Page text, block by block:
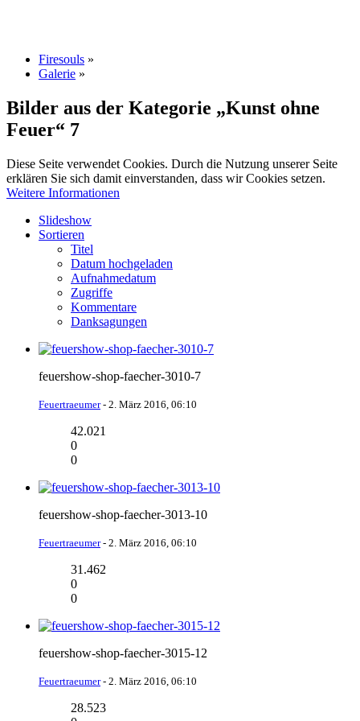
Firesouls »
Galerie »
Bilder aus der Kategorie „Kunst ohne
Feuer“ 7
Diese Seite verwendet Cookies. Durch die Nutzung unserer Seite
erklären Sie sich damit einverstanden, dass wir Cookies setzen.
Weitere Informationen
Slideshow
Sortieren
Titel
Datum hochgeladen
Aufnahmedatum
Zugriffe
Kommentare
Danksagungen
feuershow-shop-faecher-3010-7
Feuertraeumer- 2. März 2016, 06:10
42.021
0
0
feuershow-shop-faecher-3013-10
Feuertraeumer- 2. März 2016, 06:10
31.462
0
0
feuershow-shop-faecher-3015-12
Feuertraeumer- 2. März 2016, 06:10
28.523